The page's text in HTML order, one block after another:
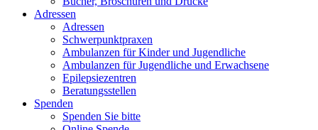
Adressen
Adressen
Schwerpunktpraxen
Ambulanzen für Kinder und Jugendliche
Ambulanzen für Jugendliche und Erwachsene
Epilepsiezentren
Beratungsstellen
Spenden
Spenden Sie bitte